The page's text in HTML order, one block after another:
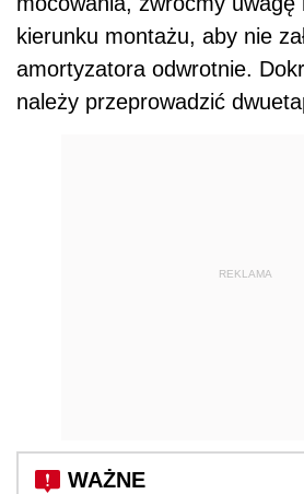
kierunku montażu, aby nie
amortyzatora odwrotnie.
należy przeprowadzić
REKLAMA